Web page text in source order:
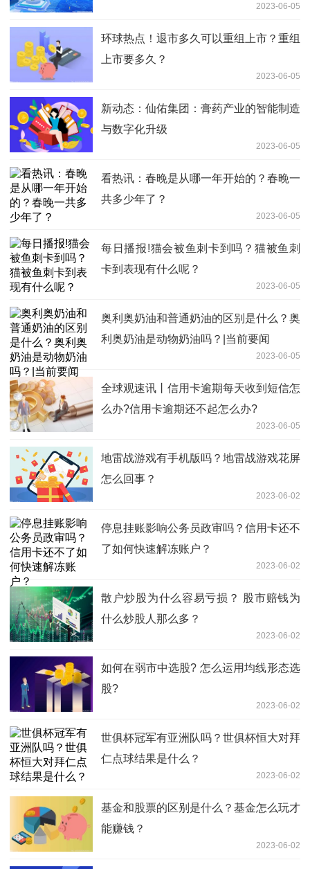
2023-06-05
环球热点！退市多久可以重组上市？重组
上市要多久？
2023-06-05
新动态：仙佑集团：膏药产业的智能制造
与数字化升级
2023-06-05
看热讯：春晚是从哪一年开始的？春晚一
共多少年了？
2023-06-05
每日播报!猫会被鱼刺卡到吗？猫被鱼刺
卡到表现有什么呢？
2023-06-05
奥利奥奶油和普通奶油的区别是什么？奥
利奥奶油是动物奶油吗？|当前要闻
2023-06-05
全球观速讯丨信用卡逾期每天收到短信怎
么办?信用卡逾期还不起怎么办?
2023-06-05
地雷战游戏有手机版吗？地雷战游戏花屏
怎么回事？
2023-06-02
停息挂账影响公务员政审吗？信用卡还不
了如何快速解冻账户？
2023-06-02
散户炒股为什么容易亏损？ 股市赔钱为
什么炒股人那么多？
2023-06-02
如何在弱市中选股? 怎么运用均线形态选
股?
2023-06-02
世俱杯冠军有亚洲队吗？世俱杯恒大对拜
仁点球结果是什么？
2023-06-02
基金和股票的区别是什么？基金怎么玩才
能赚钱？
2023-06-02